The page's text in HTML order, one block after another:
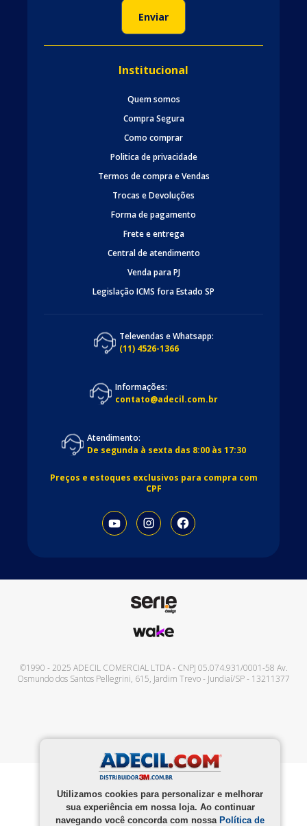
Utilizamos cookies para personalizar e melhorar
sua experiência em nossa loja. Ao continuar
navegando você concorda com nossa Política de
Institucional
Quem somos
Compra Segura
Como comprar
Politica de privacidade
Termos de compra e Vendas
Trocas e Devoluções
Forma de pagamento
Frete e entrega
Central de atendimento
Venda para PJ
Legislação ICMS fora Estado SP
Televendas e Whatsapp:
(11) 4526-1366
Informações:
contato@adecil.com.br
Atendimento:
De segunda à sexta das 8:00 às 17:30
Preços e estoques exclusivos para compra com
CPF
©1990 - 2025 ADECIL COMERCIAL LTDA- CNPJ 05.074.931/0001-58 Av.
Osmundo dos Santos Pellegrini, 615, Jardim Trevo- Jundiaí/SP- 13211377